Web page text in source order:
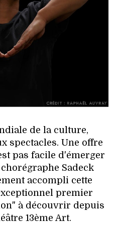
RUE
MARQUES
de la culture,
spectacles. Une offre
pas facile d'émerger
Sadeck
accompli cette
premier
à découvrir depuis
13ème Art.